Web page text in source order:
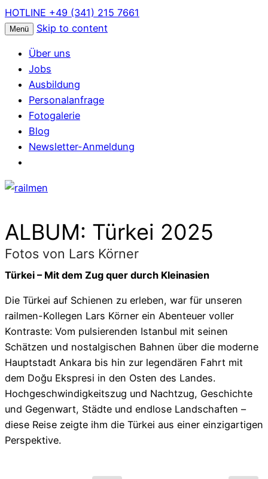
HOTLINE +49 (341) 215 7661
Menü Skip to content
Über uns
Jobs
Ausbildung
Personalanfrage
Fotogalerie
Blog
Newsletter-Anmeldung
ALBUM: Türkei 2025
Fotos von Lars Körner
Türkei – Mit dem Zug quer durch Kleinasien
Die Türkei auf Schienen zu erleben, war für unseren
railmen-Kollegen Lars Körner ein Abenteuer voller
Kontraste: Vom pulsierenden Istanbul mit seinen
Schätzen und nostalgischen Bahnen über die moderne
Hauptstadt Ankara bis hin zur legendären Fahrt mit
dem Doğu Ekspresi in den Osten des Landes.
Hochgeschwindigkeitszug und Nachtzug, Geschichte
und Gegenwart, Städte und endlose Landschaften –
diese Reise zeigte ihm die Türkei aus einer einzigartigen
Perspektive.